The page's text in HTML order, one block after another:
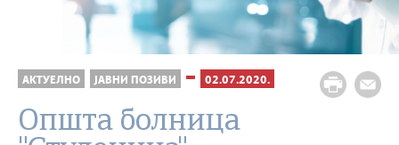
АКТУЕЛНО ЈАВНИ ПОЗИВИ 02.07.2020.
Општа болница